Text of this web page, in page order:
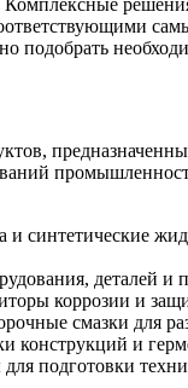
и синтетические
деталей
коррозии и
смазки для
конструкций и
подготовки